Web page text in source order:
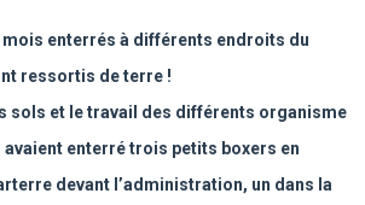
mois enterrés à différents endroits du
ressortis de terre !
sols et le travail des différents organisme
avaient enterré trois petits boxers en
devant l’administration, un dans la